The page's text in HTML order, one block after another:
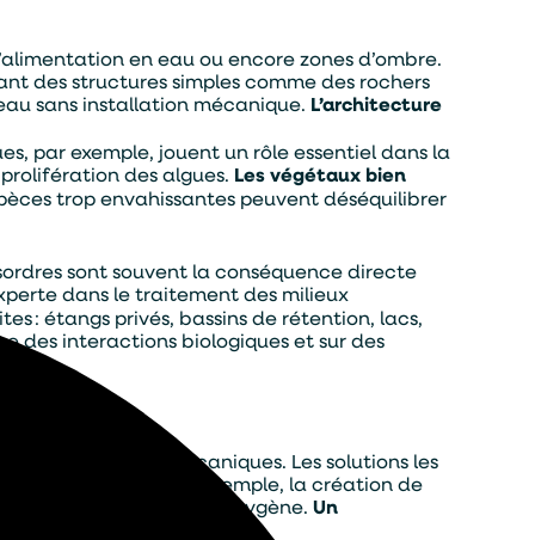
en eau ou encore zones d’ombre.
des structures simples comme des rochers
sans installation mécanique. L’architecture
par exemple, jouent un rôle essentiel dans la
des algues. Les végétaux bien
trop envahissantes peuvent déséquilibrer
sont souvent la conséquence directe
dans le traitement des milieux
: étangs privés, bassins de rétention, lacs,
des interactions biologiques et sur des
de systèmes mécaniques. Les solutions les
des courants. Par exemple, la création de
enrichissement en oxygène.Un